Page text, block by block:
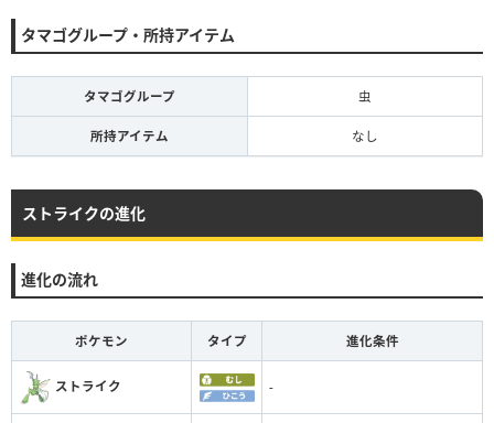
タマゴグループ・所持アイテム
タマゴグループ 虫
所持アイテム なし
ストライクの進化
進化の流れ
ポケモン タイプ 進化条件
ストライク -